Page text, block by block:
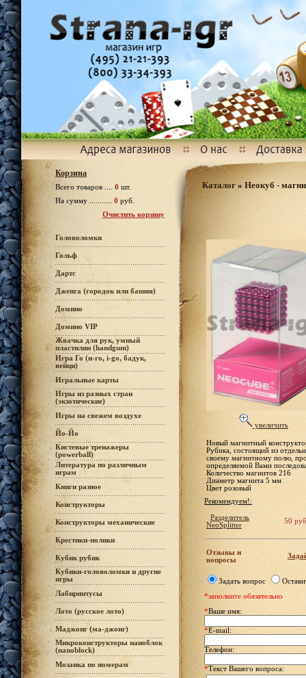
Корзина
Всего товаров .... 0 шт.
На сумму ...........0 руб.
Очистить корзину
Головоломки
Гольф
Дартс
Дженга (городок или башня)
Домино
Домино VIP
Жвачка для рук, умный
пластилин (handgum)
Игра Го (и-го, i-go, бадук,
вейци)
Игральные карты
Игры из разных стран
(экзотические)
Игры на свежем воздухе
Йо-Йо
Кистевые тренажеры
(powerball)
Литература по различным
играм
Книги разное
Конструкторы
Конструкторы механические
Крестики-нолики
Кубик рубик
Кубики-головоломки и другие
игры
Лабиринтусы
Лото (русское лото)
Маджонг (ма-джонг)
Микроконструкторы наноблок
(nanoblock)
Мозаика по номерам
Каталог»Неокуб -
увеличить
Новый магнитный
Рубика, состоящий из
своему магнитному полю,
определяемой Вами
Количество магнитов 216
Диаметр магнита 5 мм
Цвет розовый
Рекомендуем!:
Разделитель
NeoSplitter
50
Отзывы и
вопросы
Задать вопрос
*заполните обязательно
*Ваше имя:
*E-mail:
Телефон:
*Текст Вашего вопроса: